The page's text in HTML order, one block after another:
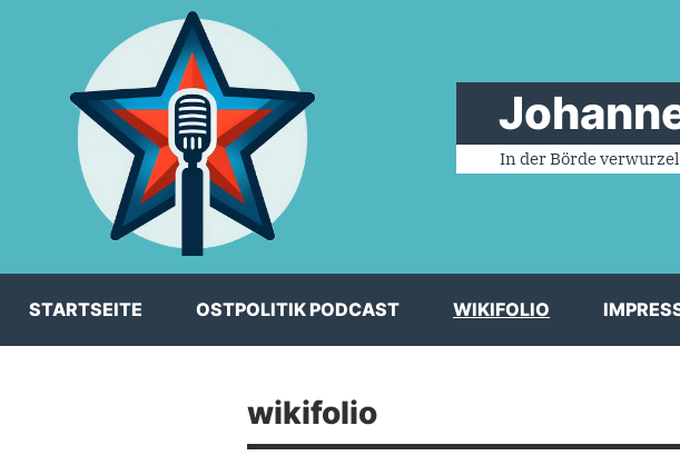
⠀
⠀ ⠀ ⠀In der Börde
STARTSEITE OSTPOLITIK PODCAST WIKIFOLIO
wikifolio